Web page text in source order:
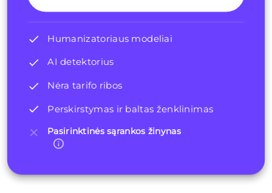
Humanizatoriaus modeliai
AI detektorius
Nėra tarifo ribos
Perskirstymas ir baltas ženklinimas
Pasirinktinės sąrankos žinynas